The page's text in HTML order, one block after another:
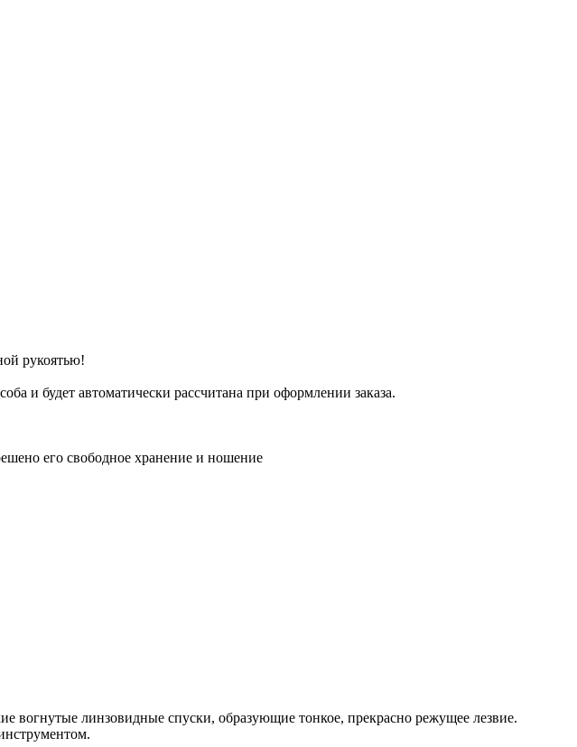
рукоятью!
и будет автоматически рассчитана при оформлении заказа.
его свободное хранение и ношение
линзовидные спуски, образующие тонкое, прекрасно режущее лезвие.